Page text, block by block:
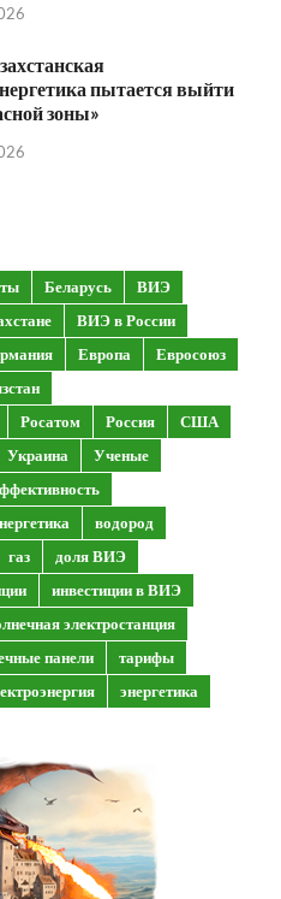
пытается выйти
зоны»
Беларусь
ВИЭ
ВИЭ в России
Европа
Евросоюз
Росатом Россия
США
Украина
Ученые
водород
газ
доля ВИЭ
инвестиции в ВИЭ
электростанция
панели
тарифы
энергетика